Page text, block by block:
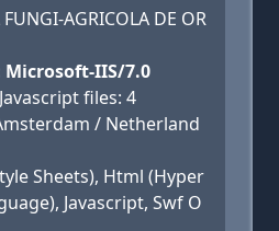
AGRICOLA DE OR
IIS/7.0
files: 4
/ Netherland
Sheets), Html (Hyper
Javascript, Swf O